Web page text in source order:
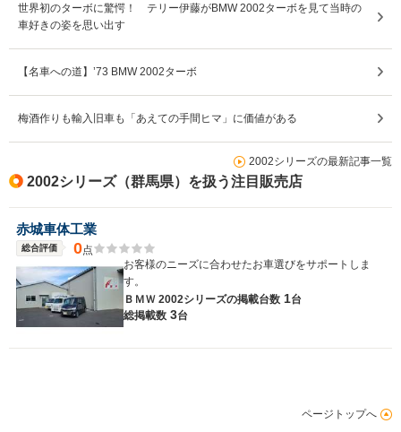
世界初のターボに驚愕！ テリー伊藤がBMW 2002ターボを見て当時の
車好きの姿を思い出す
【名車への道】’73 BMW 2002ターボ
梅酒作りも輸入旧車も「あえての手間ヒマ」に価値がある
2002シリーズの最新記事一覧
2002シリーズ（群馬県）を扱う注目販売店
赤城車体工業
総合評価 0点
お客様のニーズに合わせたお車選びをサポートしま
す。
ＢＭＷ 2002シリーズの掲載台数 1台
総掲載数 3台
ページトップへ